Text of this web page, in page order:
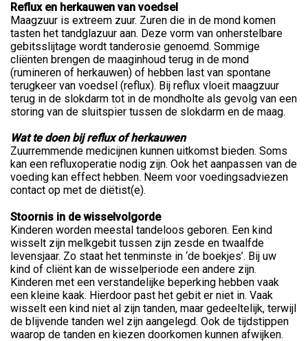
Reflux en herkauwen van voedsel
Maagzuur is extreem zuur. Zuren die in de mond komen
tasten het tandglazuur aan. Deze vorm van onherstelbare
gebitsslijtage wordt tanderosie genoemd. Sommige
cliënten brengen de maaginhoud terug in de mond
(rumineren of herkauwen) of hebben last van spontane
terugkeer van voedsel (reflux). Bij reflux vloeit maagzuur
terug in de slokdarm tot in de mondholte als gevolg van een
storing van de sluitspier tussen de slokdarm en de maag.
Wat te doen bij reflux of herkauwen
Zuurremmende medicijnen kunnen uitkomst bieden. Soms
kan een refluxoperatie nodig zijn. Ook het aanpassen van de
voeding kan effect hebben. Neem voor voedingsadviezen
contact op met de diëtist(e).
Stoornis in de wisselvolgorde
Kinderen worden meestal tandeloos geboren. Een kind
wisselt zijn melkgebit tussen zijn zesde en twaalfde
levensjaar. Zo staat het tenminste in ‘de boekjes’. Bij uw
kind of cliënt kan de wisselperiode een andere zijn.
Kinderen met een verstandelijke beperking hebben vaak
een kleine kaak. Hierdoor past het gebit er niet in. Vaak
wisselt een kind niet al zijn tanden, maar gedeeltelijk, terwijl
de blijvende tanden wel zijn aangelegd. Ook de tijdstippen
waarop de tanden en kiezen doorkomen kunnen afwijken.